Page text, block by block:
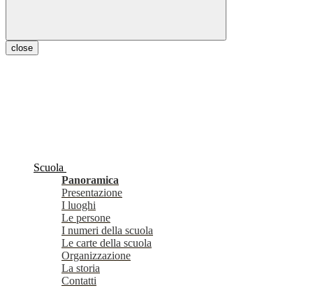
close
Scuola
Panoramica
Presentazione
I luoghi
Le persone
I numeri della scuola
Le carte della scuola
Organizzazione
La storia
Contatti